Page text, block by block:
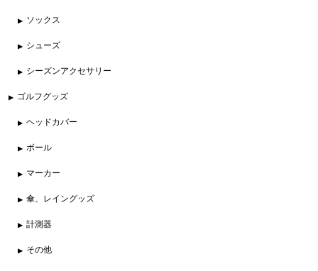
ソックス
シューズ
シーズンアクセサリー
ゴルフグッズ
ヘッドカバー
ボール
マーカー
傘、レイングッズ
計測器
その他